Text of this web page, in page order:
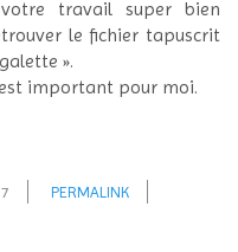
travail super bien
le fichier tapuscrit
».
important pour moi.
PERMALINK